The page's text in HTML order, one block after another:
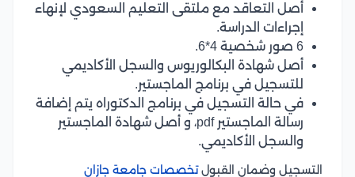
أصل التعاقد مع ملتقى التعليم السعودي لإنهاء
إجراءات الدراسة.
6 صور شخصية 4*6.
أصل شهادة البكالوريوس والسجل الأكاديمي
للتسجيل في برنامج الماجستير.
في حالة التسجيل في برنامج الدكتوراه يتم إضافة
رسالة الماجستير pdf، و أصل شهادة الماجستير
والسجل الأكاديمي.
التسجيل وضمان القبولتخصصات جامعة جازان